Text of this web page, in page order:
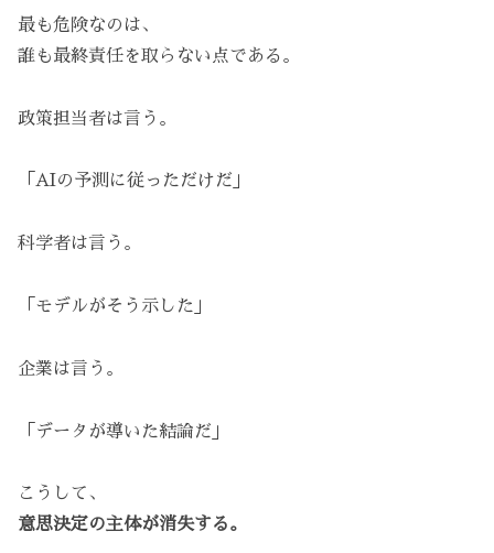
最も危険なのは、
誰も最終責任を取らない点である。
政策担当者は言う。
「AIの予測に従っただけだ」
科学者は言う。
「モデルがそう示した」
企業は言う。
「データが導いた結論だ」
こうして、
意思決定の主体が消失する。